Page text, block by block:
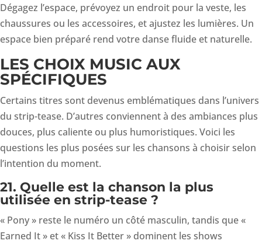
Dégagez l’espace, prévoyez un endroit pour la veste, les
chaussures ou les accessoires, et ajustez les lumières. Un
espace bien préparé rend votre danse fluide et naturelle.
LES CHOIX MUSIC AUX
SPÉCIFIQUES
Certains titres sont devenus emblématiques dans l’univers
du strip-tease. D’autres conviennent à des ambiances plus
douces, plus caliente ou plus humoristiques. Voici les
questions les plus posées sur les chansons à choisir selon
l’intention du moment.
21. Quelle est la chanson la plus
utilisée en strip-tease ?
« Pony » reste le numéro un côté masculin, tandis que «
Earned It » et « Kiss It Better » dominent les shows